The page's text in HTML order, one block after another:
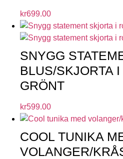
kr699.00
SNYGG
BLUS/SKJORTA
GRÖNT
kr599.00
COOL TUNIKA
VOLANGER/